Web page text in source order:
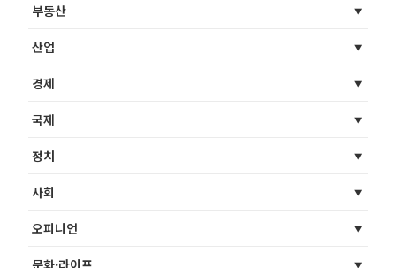
부동산
산업
경제
국제
정치
사회
오피니언
문화·라이프